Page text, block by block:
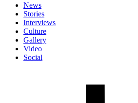
News
Stories
Interviews
Culture
Gallery
Video
Social